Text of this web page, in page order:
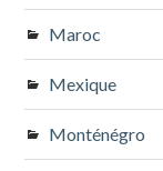
Maroc
Mexique
Monténégro